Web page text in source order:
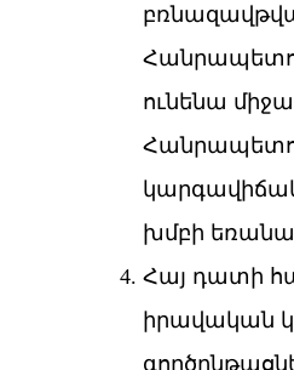
ունենա
խմբի
Հայ դատի
իրավական